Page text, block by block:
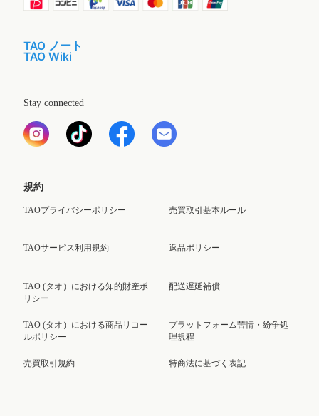
TAO ノート
TAO Wiki
Stay connected
規約
TAOプライバシーポリシー
TAOサービス利用規約
TAO (タオ）における知的財産ポ
リシー
TAO (タオ）における商品リコー
ルポリシー
売買取引規約
売買取引基本ルール
返品ポリシー
配送遅延補償
プラットフォーム苦情・紛争処
理規程
特商法に基づく表記